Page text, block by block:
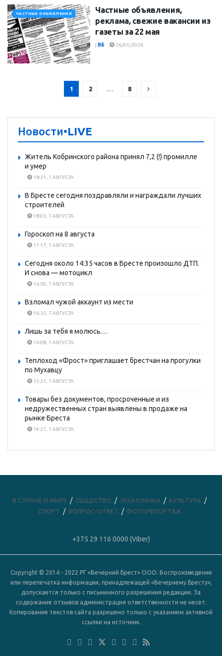
ЧАСТНЫЕ ОБЪЯВЛЕНИЯ
Частные объявления,
реклама, свежие вакансии из
газеты за 22 мая
| ВБ 26/05/2026
1 2 … 8
Новости•LIVE
Житель Кобринского района принял 7,2 (!) промилле
и умер
18:21, 7 АВГУСТА
В Бресте сегодня поздравляли и награждали лучших
строителей
18:03, 7 АВГУСТА
Гороскоп на 8 августа
17:17, 7 АВГУСТА
Сегодня около 14:35 часов в Бресте произошло ДТП.
И снова — мотоцикл
16:59, 7 АВГУСТА
Взломал чужой аккаунт из мести
16:35, 7 АВГУСТА
Лишь за тебя я молюсь…
16:08, 7 АВГУСТА
Теплоход «Фрост» приглашает брестчан на прогулки
по Мухавцу
15:21, 7 АВГУСТА
Товары без документов, просроченные и из
недружественных стран выявлены в продаже на
рынке Бреста
14:27, 7 АВГУСТА
В СТРАНЕ И МИРЕ ОБЩЕСТВО ЭКОНОМИКА
КУЛЬТУРА
СПОРТ
ВОПРОС-ОТВЕТ ФОТОРЕПОРТАЖ
+375 29 116 0000 (Viber)
Copyright © 2014 - 2022 РГ «Вечерний Брест» ООО. Воспроизведение
или перепечатка информации, принадлежащей «Вечернему Бресту»,
допускается только с письменного разрешения редакции. За
содержание отзывов администрация ответственности не несет.
Копирование текстов сайта разрешено только с указанием активной
ссылки на источник.